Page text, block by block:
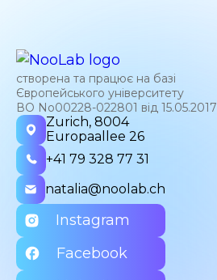
створена та працює на базі
Європейського університету
ВО No00228-022801 від 15.05.2017
Zurich, 8004
Europaallee 26
+41 79 328 77 31
natalia@noolab.ch
Instagram
Facebook